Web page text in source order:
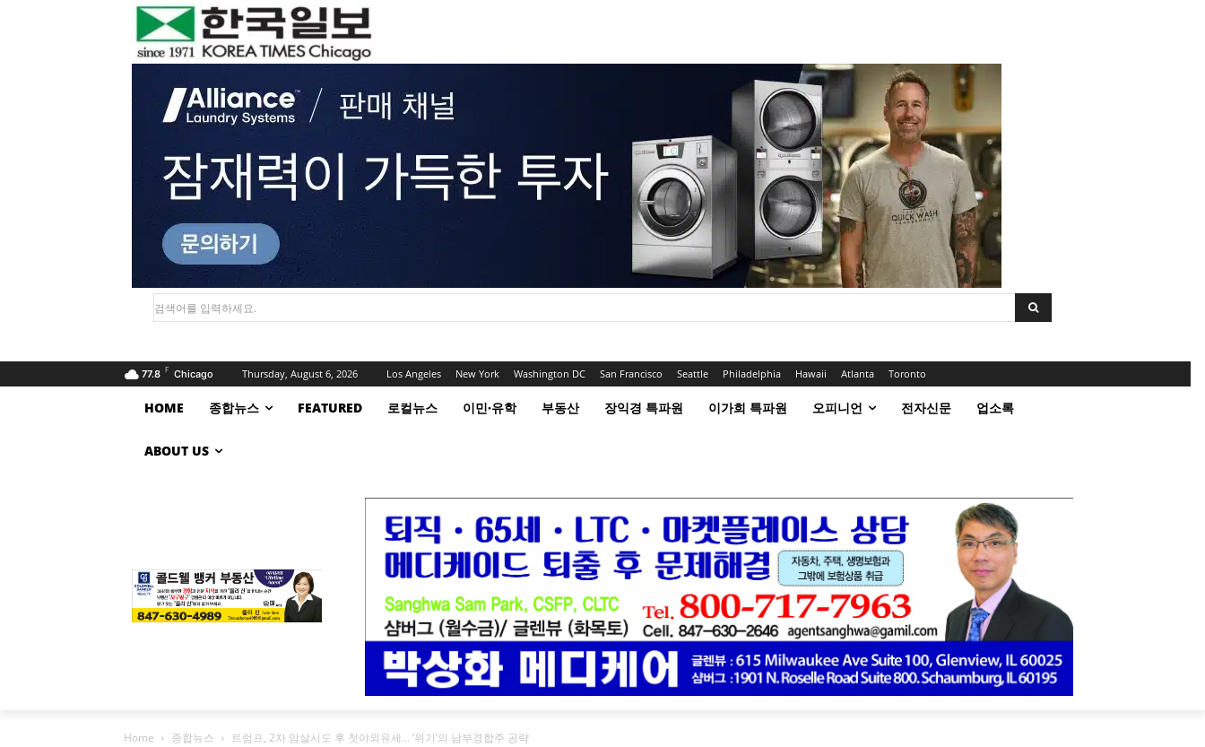
검색어를 입력하세요.
77.8 F Chicago Thursday, August 6, 2026 Los Angeles New York Washington DC San Francisco Seattle Philadelphia Hawaii Atlanta Toronto
HOME 종합뉴스 FEATURED 로컬뉴스 이민·유학 부동산 장익경 특파원 이가희 특파원 오피니언 전자신문 업소록
ABOUT US
Home 종합뉴스 트럼프, 2차 암살시도 후 첫야외유세… ‘위기’의 남부경합주 공략